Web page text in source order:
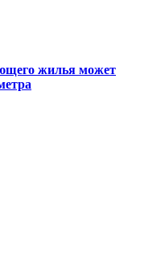
жилья может